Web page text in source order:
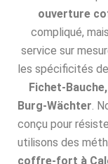
ouverture
compliqué,
service sur
les spécificités
Fichet-
Burg-Wächter .
conçu pour
utilisons des
coffre-fort à